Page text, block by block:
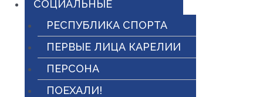
СОЦИАЛЬНЫЕ
РЕСПУБЛИКА СПОРТА
ПЕРВЫЕ ЛИЦА КАРЕЛИИ
ПЕРСОНА
ПОЕХАЛИ!